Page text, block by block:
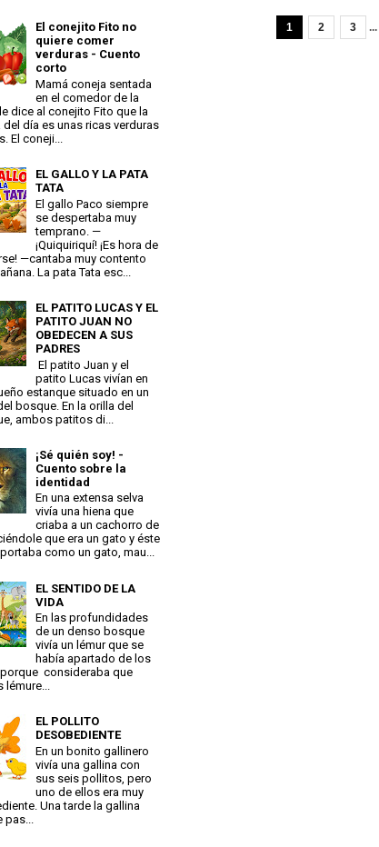
1 2 3 ...
El conejito Fito no
quiere comer
verduras - Cuento
corto
Mamá coneja sentada
en el comedor de la
dice al conejito Fito que la
día es unas ricas verduras
El coneji...
EL GALLO Y LA PATA
TATA
El gallo Paco siempre
se despertaba muy
temprano. —
¡Quiquiriquí! ¡Es hora de
—cantaba muy contento
La pata Tata esc...
EL PATITO LUCAS Y EL
PATITO JUAN NO
OBEDECEN A SUS
PADRES
El patito Juan y el
patito Lucas vivían en
estanque situado en un
bosque. En la orilla del
ambos patitos di...
¡Sé quién soy! -
Cuento sobre la
identidad
En una extensa selva
vivía una hiena que
criaba a un cachorro de
que era un gato y éste
como un gato, mau...
EL SENTIDO DE LA
VIDA
En las profundidades
de un denso bosque
vivía un lémur que se
había apartado de los
consideraba que
lémure...
EL POLLITO
DESOBEDIENTE
En un bonito gallinero
vivía una gallina con
sus seis pollitos, pero
uno de ellos era muy
Una tarde la gallina